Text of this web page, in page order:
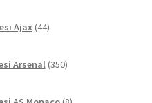
Ajax 44izdelkov
Arsenal 350izdelkov